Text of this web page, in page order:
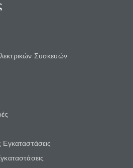
Συσκευών
Εγκαταστάσεις